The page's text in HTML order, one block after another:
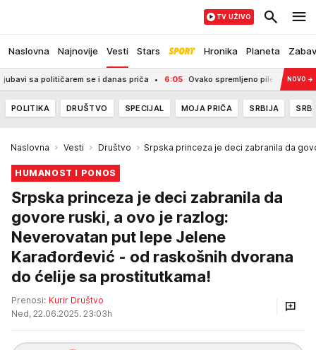
Naslovna Najnovije Vesti Stars Hronika Planeta
TV UŽIVO
se i danas priča 6:05 Ovako spremljeno pile je jugoslovenski NOVO →
POLITIKA DRUŠTVO SPECIJAL MOJA PRIČA SRBIJA
Naslovna Vesti Društvo Srpska princeza je deci zabranila da
HUMANOST I PONOS
Srpska princeza je deci zabranila da
govore ruski, a ovo je razlog:
Neverovatan put lepe Jelene
Karađorđević - od raskošnih dvorana
do ćelije sa prostitutkama!
Prenosi: Kurir Društvo
Ned, 22.06.2025. 23:03h